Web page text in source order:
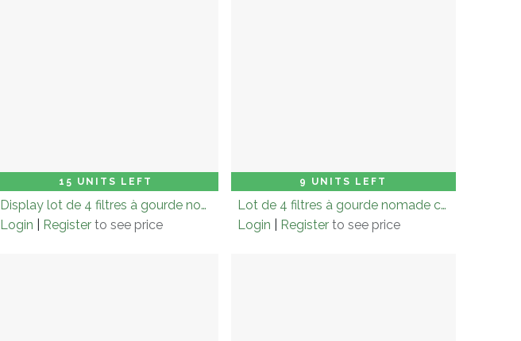
15 UNITS LEFT
Add to Cart
Display lot de 4 filtres à gourde nomade charbon (4 x 15gr x 8)
Login
Register to see price
9 UNITS LEFT
Carton (× 6.0) Add to Cart
Lot de 4 filtres à gourde nomade charbon 4 x -15gr
Login
Register to see price